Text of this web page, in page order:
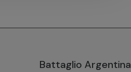
Battaglio Argentina